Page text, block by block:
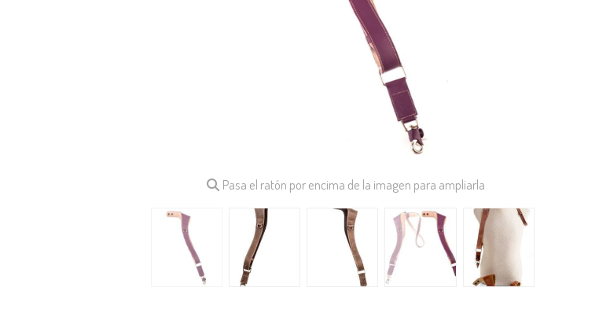
Pasa el ratón por encima de la imagen para ampliarla